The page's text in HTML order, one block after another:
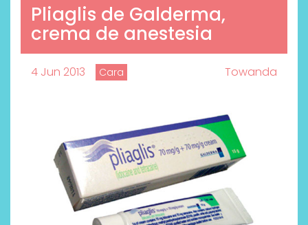
Pliaglis de Galderma,
crema de anestesia
4 Jun 2013 Cara Towanda